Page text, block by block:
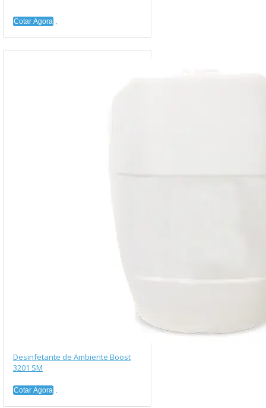
Cotar Agora
Desinfetante de Ambiente Boost
3201 SM
Cotar Agora